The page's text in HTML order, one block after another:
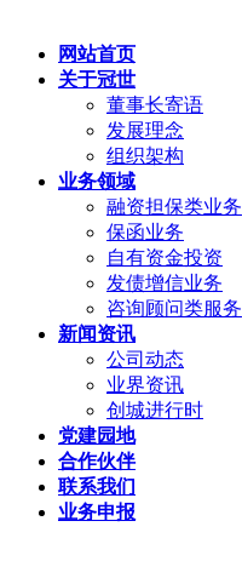
网站首页
关于冠世
董事长寄语
发展理念
组织架构
业务领域
融资担保类业务
保函业务
自有资金投资
发债增信业务
咨询顾问类服务
新闻资讯
公司动态
业界资讯
创城进行时
党建园地
合作伙伴
联系我们
业务申报